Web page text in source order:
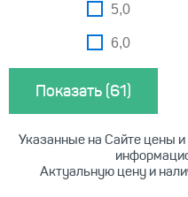
5,0
6,0
Указанные на Сайте цены
Актуальную цену и